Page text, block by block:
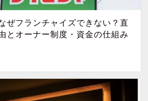
ぜフランチャイズできない？直
とオーナー制度・資金の仕組み